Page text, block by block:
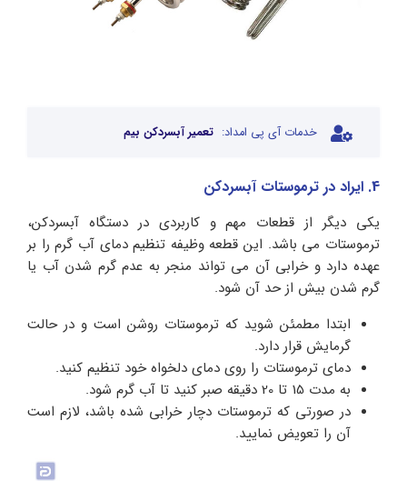
خدمات آی پی امداد: تعمیر آبسردکن بیم
4. ایراد در ترموستات آبسردکن
یکی دیگر از قطعات مهم و کاربردی در دستگاه آبسردکن،
ترموستات می باشد. این قطعه وظیفه تنظیم دمای آب گرم را بر
عهده دارد و خرابی آن می‌ تواند منجر به عدم گرم شدن آب یا
گرم شدن بیش از حد آن شود.
ابتدا مطمئن شوید که ترموستات روشن است و در حالت
گرمایش قرار دارد.
دمای ترموستات را روی دمای دلخواه خود تنظیم کنید.
به مدت 15 تا 20 دقیقه صبر کنید تا آب گرم شود.
در صورتی که ترموستات دچار خرابی شده باشد، لازم است
آن را تعویض نمایید.